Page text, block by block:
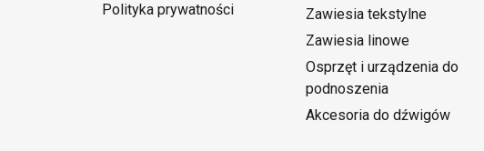
Polityka prywatności
Zawiesia tekstylne
Zawiesia linowe
Osprzęt i urządzenia do
podnoszenia
Akcesoria do dźwigów